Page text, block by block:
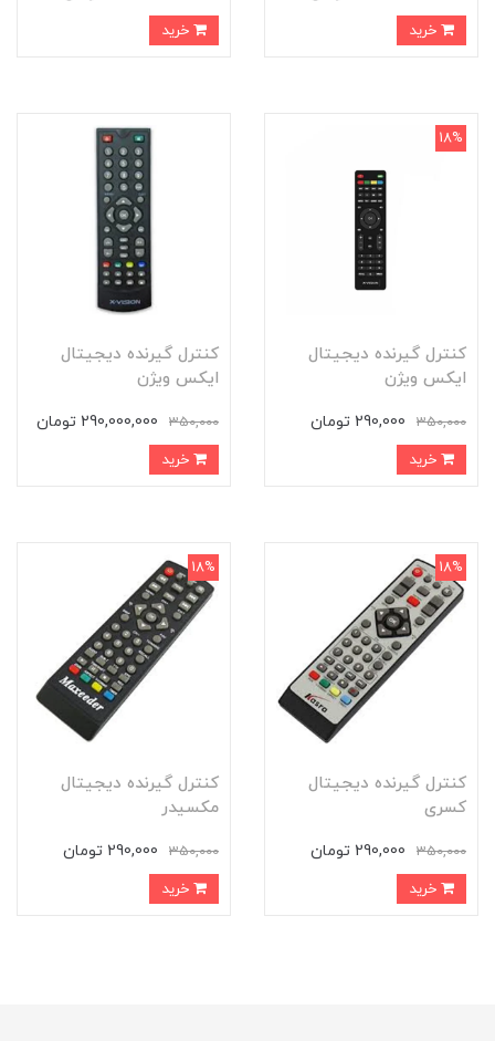
کنترل گیرنده دیجیتال
ایکس ویژن
350,000 290,000 تومان
18%
کنترل گیرنده دیجیتال
ایکس ویژن
350,000
290,000,000 تومان
کنترل گیرنده دیجیتال
کسری
350,000 290,000 تومان
18%
کنترل گیرنده دیجیتال
مکسیدر
350,000 290,000 تومان
18%